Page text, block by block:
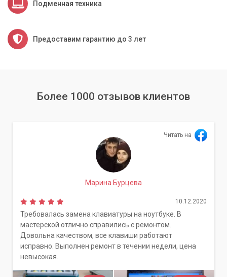
Подменная техника
Предоставим гарантию до 3 лет
Более 1000 отзывов клиентов
Читать на
Марина Бурцева
10.12.2020
Требовалась замена клавиатуры на ноутбуке. В
мастерской отлично справились с ремонтом.
Довольна качеством, все клавиши работают
исправно. Выполнен ремонт в течении недели, цена
невысокая.